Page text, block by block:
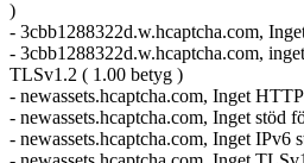
)
- 3cbb1288322d.w.hcaptcha.com,
- 3cbb1288322d.w.hcaptcha.com,
TLSv1.2 ( 1.00 betyg )
- newassets.hcaptcha.com, Inget
- newassets.hcaptcha.com, Inget stöd
- newassets.hcaptcha.com, Inget IPv6